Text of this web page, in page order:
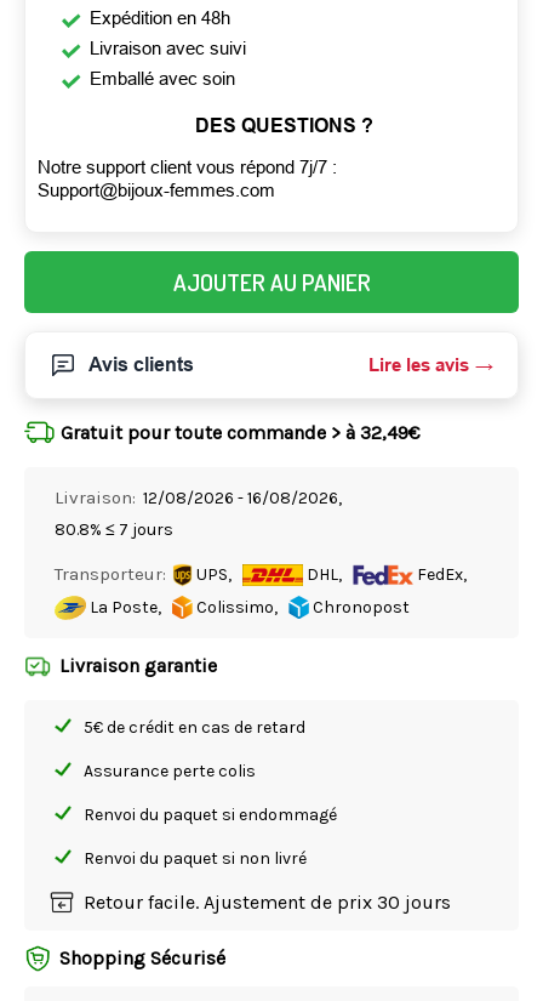
Expédition en 48h
Livraison avec suivi
Emballé avec soin
DES QUESTIONS ?
Notre support client vous répond 7j/7 :
Support@bijoux-femmes.com
AJOUTER AU PANIER
Avis clients Lire les avis
Gratuit pour toute commande > à 32,49€
Livraison: 12/08/2026 - 16/08/2026,
80.8% ≤ 7 jours
Transporteur: UPS, DHL,
FedEx,
La Poste,
Colissimo, Chronopost
Livraison garantie
5€ de crédit en cas de retard
Assurance perte colis
Renvoi du paquet si endommagé
Renvoi du paquet si non livré
Retour facile. Ajustement de prix 30 jours
Shopping Sécurisé